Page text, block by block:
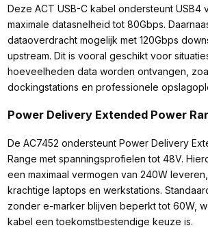
Deze ACT USB-C kabel ondersteunt USB4
maximale datasnelheid tot 80Gbps.
dataoverdracht mogelijk met 120Gbps
upstream. Dit is vooral geschikt voor
hoeveelheden data worden ontvangen,
dockingstations en professionele
Power Delivery Extended Power
De AC7452 ondersteunt Power Delivery
Range met spanningsprofielen tot 48V.
een maximaal vermogen van 240W
krachtige laptops en werkstations.
zonder e-marker blijven beperkt tot 60W,
kabel een toekomstbestendige keuze is.